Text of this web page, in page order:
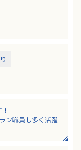
ン職員も多く活躍